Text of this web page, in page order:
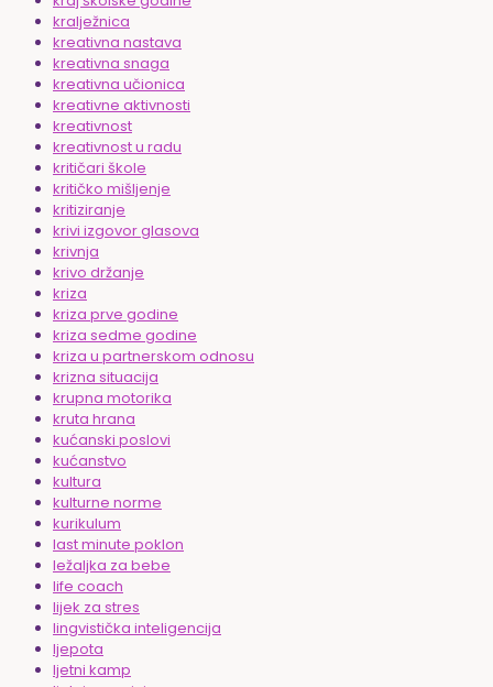
kralježnica
kreativna nastava
kreativna snaga
kreativna učionica
kreativne aktivnosti
kreativnost
kreativnost u radu
kritičari škole
kritičko mišljenje
kritiziranje
krivi izgovor glasova
krivnja
krivo držanje
kriza
kriza prve godine
kriza sedme godine
kriza u partnerskom odnosu
krizna situacija
krupna motorika
kruta hrana
kućanski poslovi
kućanstvo
kultura
kulturne norme
kurikulum
last minute poklon
ležaljka za bebe
life coach
lijek za stres
lingvistička inteligencija
ljepota
ljetni kamp